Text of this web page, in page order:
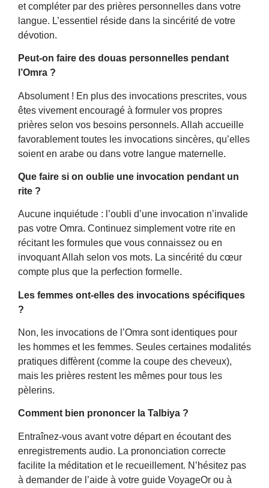
et compléter par des prières personnelles dans votre
langue. L’essentiel réside dans la sincérité de votre
dévotion.
Peut-on faire des douas personnelles pendant
l’Omra ?
Absolument ! En plus des invocations prescrites, vous
êtes vivement encouragé à formuler vos propres
prières selon vos besoins personnels. Allah accueille
favorablement toutes les invocations sincères, qu’elles
soient en arabe ou dans votre langue maternelle.
Que faire si on oublie une invocation pendant un
rite ?
Aucune inquiétude : l’oubli d’une invocation n’invalide
pas votre Omra. Continuez simplement votre rite en
récitant les formules que vous connaissez ou en
invoquant Allah selon vos mots. La sincérité du cœur
compte plus que la perfection formelle.
Les femmes ont-elles des invocations spécifiques
?
Non, les invocations de l’Omra sont identiques pour
les hommes et les femmes. Seules certaines modalités
pratiques diffèrent (comme la coupe des cheveux),
mais les prières restent les mêmes pour tous les
pèlerins.
Comment bien prononcer la Talbiya ?
Entraînez-vous avant votre départ en écoutant des
enregistrements audio. La prononciation correcte
facilite la méditation et le recueillement. N’hésitez pas
à demander de l’aide à votre guide VoyageOr ou à